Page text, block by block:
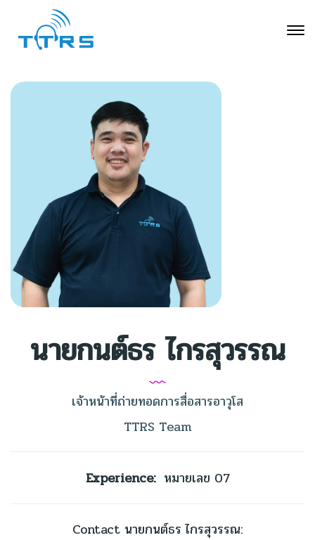
นายกนต์ธร ไกรสุวรรณ
เจ้าหน้าที่ถ่ายทอดการสื่อสารอาวุโส
TTRS Team
Experience: หมายเลข 07
Contact นายกนต์ธร ไกรสุวรรณ: